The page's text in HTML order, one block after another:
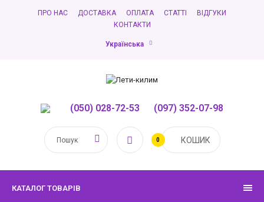
ПРО НАС ДОСТАВКА ОПЛАТА СТАТТІ
ВІДГУКИ
КОНТАКТИ
Українська
(050) 028-72-53 (097) 352-07-98
0 КОШИК
КАТАЛОГ ТОВАРІВ